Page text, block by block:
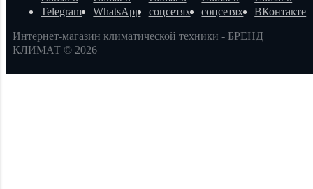
Интернет-магазин климатической техники - БРЕНД
КЛИМАТ © 2026